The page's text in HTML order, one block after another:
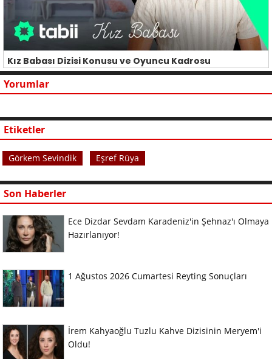
Kız Babası Dizisi Konusu ve Oyuncu Kadrosu
Yorumlar
Etiketler
Görkem Sevindik Eşref Rüya
Son Haberler
Ece Dizdar Sevdam Karadeniz'in Şehnaz'ı Olmaya
Hazırlanıyor!
1 Ağustos 2026 Cumartesi Reyting Sonuçları
İrem Kahyaoğlu Tuzlu Kahve Dizisinin Meryem'i
Oldu!